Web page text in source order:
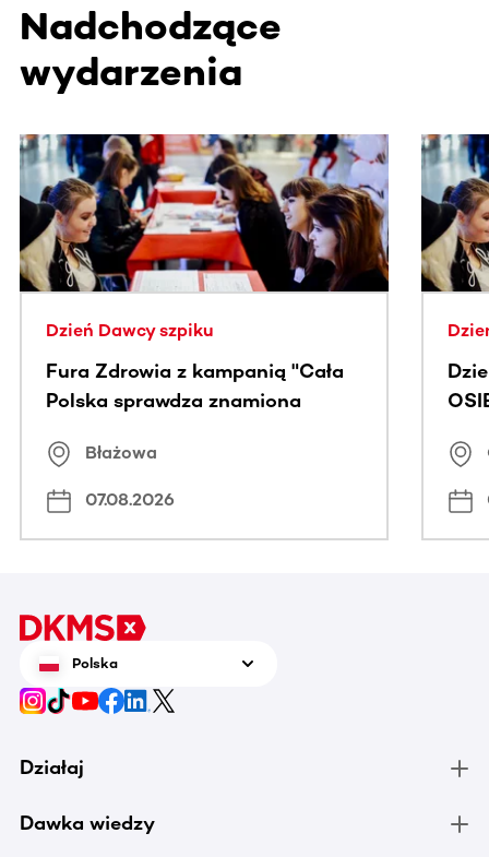
Nadchodzące
wydarzenia
Ta sekcja zawiera treści przewijane w poziomie. Użyj
Dzień Dawcy szpiku
Fura Zdrowia z kampanią "Cała
Polska sprawdza znamiona
Błażowa
07.08.2026
Polska
Działaj
Dawka wiedzy